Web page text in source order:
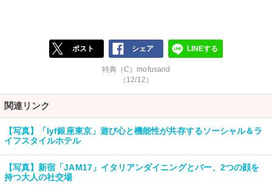
ポスト シェア LINEする
特典（C）mofusand
（12/12）
関連リンク
【写真】「lyf銀座東京」遊び心と機能性が共存するソーシャル＆ラ
イフスタイルホテル
【写真】新宿「JAM17」イタリアンダイニングとバー、2つの顔を
持つ大人の社交場